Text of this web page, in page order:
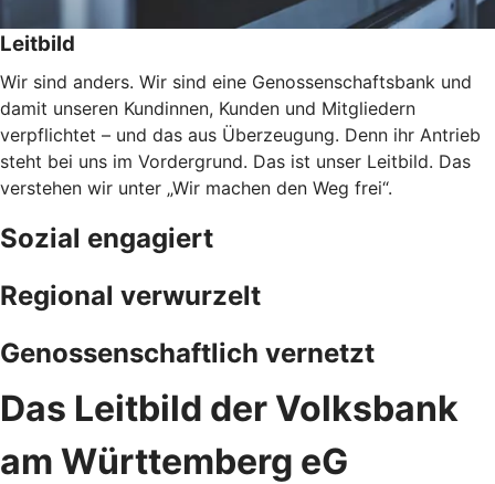
Leitbild
Wir sind anders. Wir sind eine Genossenschaftsbank und
damit unseren Kundinnen, Kunden und Mitgliedern
verpflichtet – und das aus Überzeugung. Denn ihr Antrieb
steht bei uns im Vordergrund. Das ist unser Leitbild. Das
verstehen wir unter „Wir machen den Weg frei“.
Sozial engagiert
Regional verwurzelt
Genossenschaftlich vernetzt
Das Leitbild der Volksbank
am Württemberg eG